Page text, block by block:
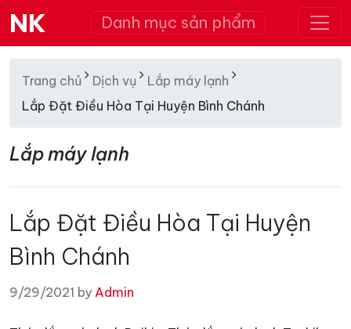
NK Danh mục sản phẩm
Trang chủ Dịch vụ
Lắp máy lạnh
Lắp Đặt Điều Hòa Tại Huyện Bình Chánh
Lắp máy lạnh
Lắp Đặt Điều Hòa Tại Huyện
Bình Chánh
9/29/2021 by Admin